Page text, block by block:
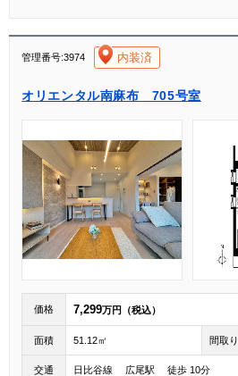
管理番号:3974 内装済
オリエンタル南麻布 705号室
価格 7,299万円（税込）
面積 51.12㎡ 間取り
交通 日比谷線 広尾駅 徒歩 10分
[004]